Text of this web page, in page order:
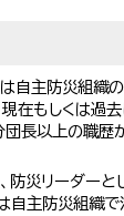
自主防災組織
現在もしくは過
団長以上の職歴
防災リーダーと
自主防災組織